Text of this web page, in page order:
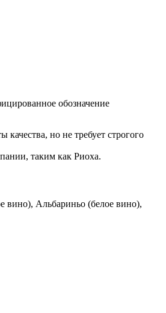
обозначение
но не требует строгого
таким как Риоха.
вино), Альбариньо (белое вино),